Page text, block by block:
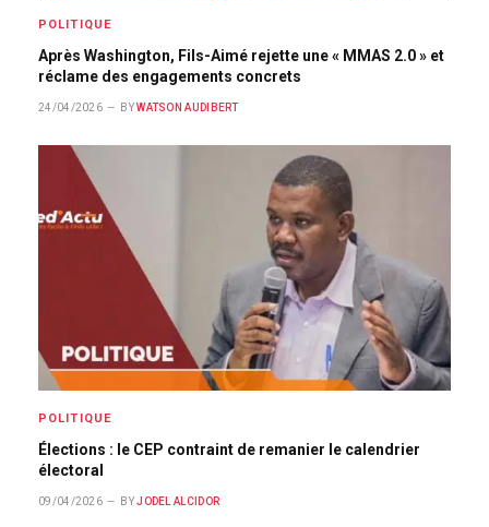
POLITIQUE
Après Washington, Fils-Aimé rejette une « MMAS 2.0 » et
réclame des engagements concrets
24/04/2026 BY WATSON AUDIBERT
POLITIQUE
Élections : le CEP contraint de remanier le calendrier
électoral
09/04/2026 BY JODEL ALCIDOR